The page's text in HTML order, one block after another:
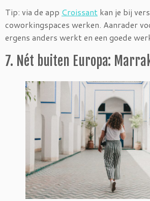
Tip: via de app Croissant kan je bij
coworkingspaces werken. Aanrader
ergens anders werkt en een goede
7. Nét buiten Europa: